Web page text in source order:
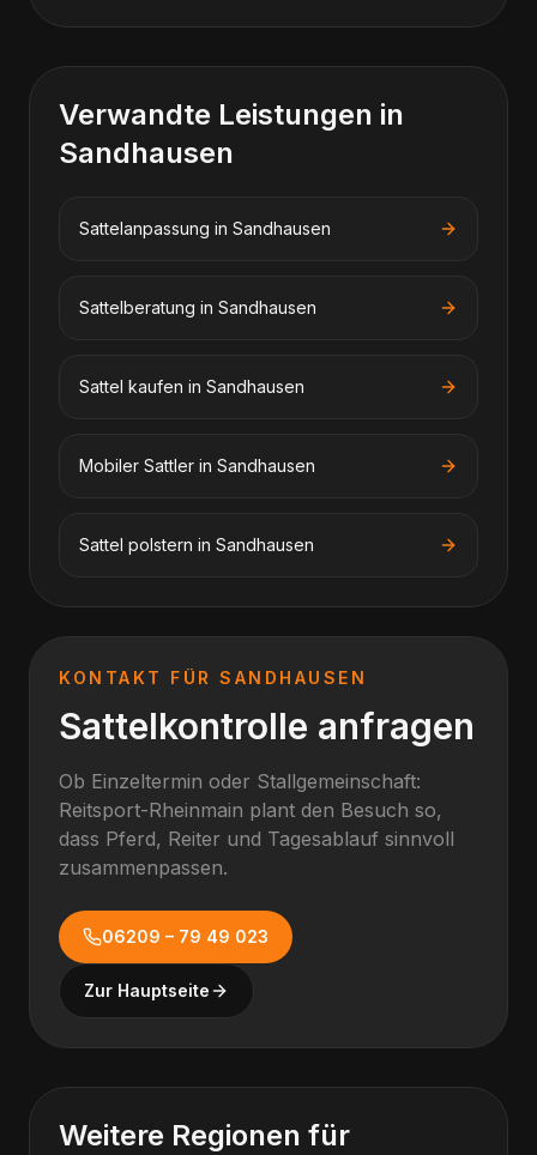
Verwandte Leistungen in
Sandhausen
Sattelanpassung in Sandhausen
Sattelberatung in Sandhausen
Sattel kaufen in Sandhausen
Mobiler Sattler in Sandhausen
Sattel polstern in Sandhausen
KONTAKT FÜRSANDHAUSEN
Sattelkontrolle anfragen
Ob Einzeltermin oder Stallgemeinschaft:
Reitsport-Rheinmain plant den Besuch so,
dass Pferd, Reiter und Tagesablauf sinnvoll
zusammenpassen.
06209 – 79 49 023
Zur Hauptseite
Weitere Regionen für